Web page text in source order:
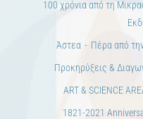
100 χρόνια από τη
Άστεα
Πέρα από
Προκηρύξεις &
ART & SCIENCE
1821-2021